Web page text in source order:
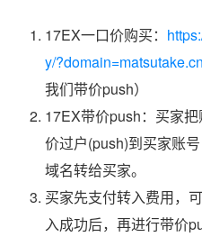
17EX一口价购买：
y/?domain=matsutake.cn
我们带价push）
17EX带价push：买家
价过户(push)到买家账
域名转给买家。
买家先支付转入费用，
入成功后，再进行带价